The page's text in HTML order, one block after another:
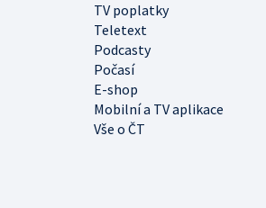
TV poplatky
Teletext
Podcasty
Počasí
E-shop
Mobilní a TV aplikace
Vše o ČT